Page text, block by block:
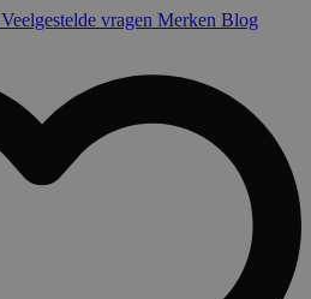
Veelgestelde vragen Merken Blog